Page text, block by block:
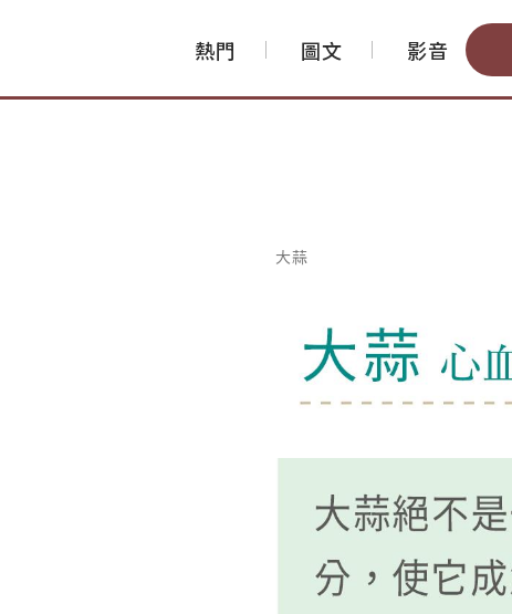
熱門 圖文 影音
大蒜